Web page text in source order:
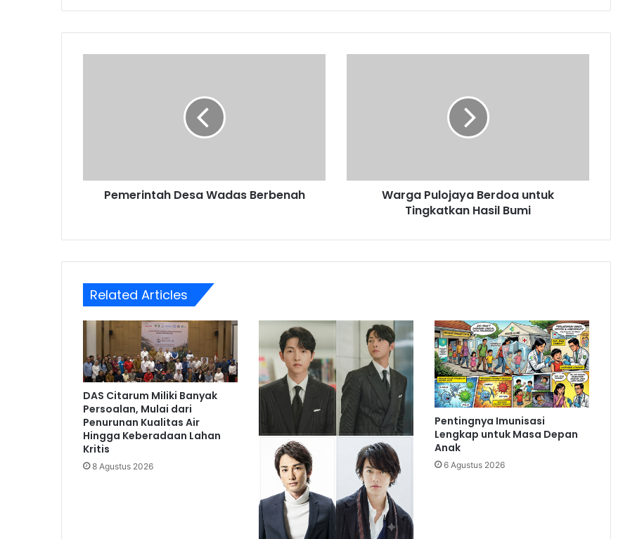
Pemerintah Desa Wadas Berbenah
Warga Pulojaya Berdoa untuk
Tingkatkan Hasil Bumi
Related Articles
DAS Citarum Miliki Banyak
Persoalan, Mulai dari
Penurunan Kualitas Air
Hingga Keberadaan Lahan
Kritis
8 Agustus 2026
Pentingnya Imunisasi
Lengkap untuk Masa Depan
Anak
6 Agustus 2026